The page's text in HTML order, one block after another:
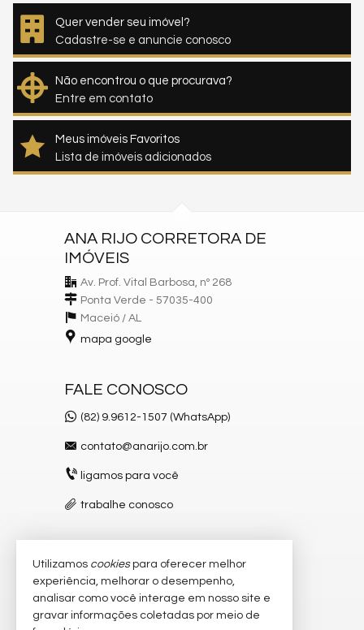
Quer vender seu imóvel?
Cadastre-se e anuncie conosco
Não encontrou o que procurava?
Entre em contato
Meus imóveis Favoritos
Lista de imóveis adicionados
ANA RIJO CORRETORA DE
IMÓVEIS
Av. Prof. Vital Barbosa, nº 268
Ponta Verde - 57035-400
Maceió / AL
mapa google
FALE CONOSCO
(82) 9.9612-1507 (WhatsApp)
contato@anarijo.com.br
ligamos para você
trabalhe conosco
VEJA MAIS
receba nosso newsletter
Utilizamos cookiespara oferecer melhor
experiência, melhorar o desempenho,
analisar como você interage em nosso site e
gravar informações coletadas por meio de